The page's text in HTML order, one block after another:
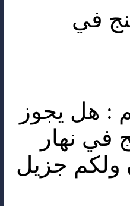
في
: هل يجوز
في نهار
جزيل